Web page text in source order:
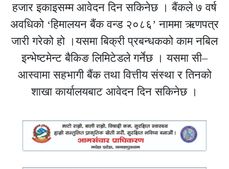
हजार इकाइसम्म आवेदन दिन सकिनेछ । बैंकले ७ वर्ष
अवधिको ‘हिमालयन बैंक वन्ड २०८६’ नाममा ऋणपत्र
जारी गरेको हो ।यसमा बिक्री प्रबन्धकको काम नबिल
इन्भेष्टमेन्ट बैकिङ लिमिटेडले गर्नेछ । यसमा सी–
आस्वामा सहभागी बैंक तथा वित्तीय संस्था र तिनको
शाखा कार्यालयबाट आवेदन दिन सकिनेछ ।